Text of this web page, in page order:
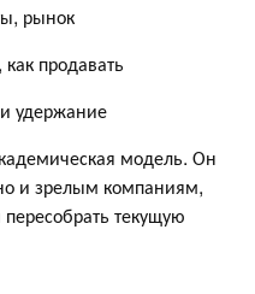
рынок
продавать
удержание
модель. Он
и зрелым компаниям,
пересобрать текущую